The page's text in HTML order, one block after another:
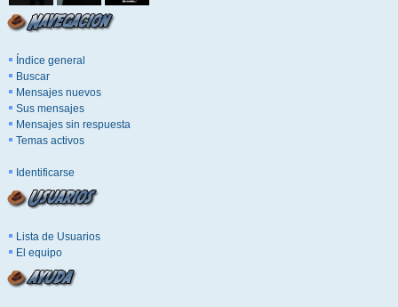
Índice general
Buscar
Mensajes nuevos
Sus mensajes
Mensajes sin respuesta
Temas activos
Identificarse
Lista de Usuarios
El equipo